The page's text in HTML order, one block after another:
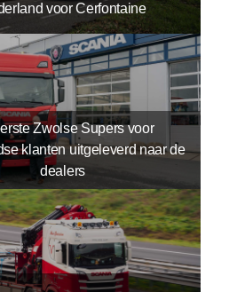
voor Cerfontaine
Zwolse Supers voor
klanten uitgeleverd naar de
dealers